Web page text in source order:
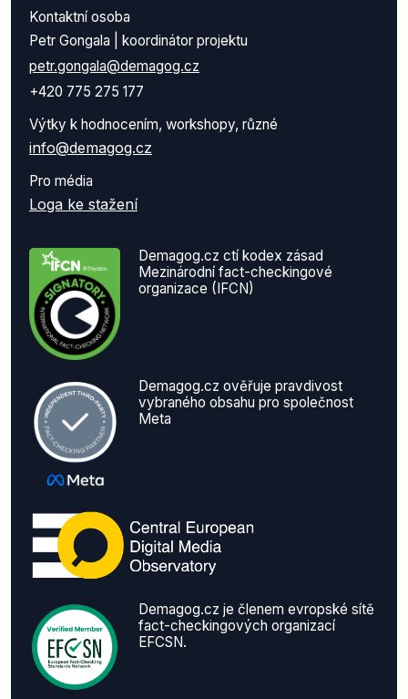
Kontaktní osoba
Petr Gongala | koordinátor projektu
petr.gongala@demagog.cz
+420 775 275 177
Výtky k hodnocením, workshopy, různé
info@demagog.cz
Pro média
Loga ke stažení
Demagog.cz ctí kodex zásad
Mezinárodní fact-checkingové
organizace (IFCN)
Demagog.cz ověřuje pravdivost
vybraného obsahu pro společnost
Meta
Demagog.cz je členem evropské sítě
fact-checkingových organizací
EFCSN.